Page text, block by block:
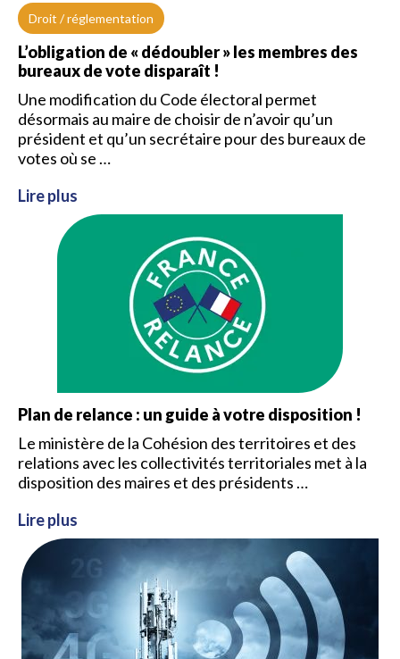
Droit / réglementation
L’obligation de « dédoubler » les membres des
bureaux de vote disparaît !
Une modification du Code électoral permet
désormais au maire de choisir de n’avoir qu’un
président et qu’un secrétaire pour des bureaux de
votes où se …
Lire plus
Plan de relance : un guide à votre disposition !
Le ministère de la Cohésion des territoires et des
relations avec les collectivités territoriales met à la
disposition des maires et des présidents …
Lire plus